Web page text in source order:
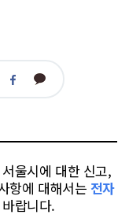
페 카
울시에 대한 신고,
항에 대해서는 전자
랍니다.